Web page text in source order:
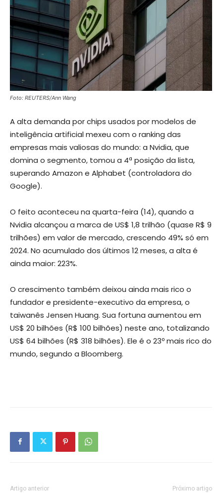
Foto: REUTERS/Ann Wang
A alta demanda por chips usados por modelos de
inteligência artificial mexeu com o ranking das
empresas mais valiosas do mundo: a Nvidia, que
domina o segmento, tomou a 4ª posição da lista,
superando Amazon e Alphabet (controladora do
Google).
O feito aconteceu na quarta-feira (14), quando a
Nvidia alcançou a marca de US$ 1,8 trilhão (quase R$ 9
trilhões) em valor de mercado, crescendo 49% só em
2024. No acumulado dos últimos 12 meses, a alta é
ainda maior: 223%.
O crescimento também deixou ainda mais rico o
fundador e presidente-executivo da empresa, o
taiwanês Jensen Huang. Sua fortuna aumentou em
US$ 20 bilhões (R$ 100 bilhões) neste ano, totalizando
US$ 64 bilhões (R$ 318 bilhões). Ele é o 23º mais rico do
mundo, segundo a Bloomberg.
Artigo anterior Próximo artigo